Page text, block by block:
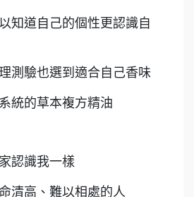
知道自己的個性更認識自
測驗也選到適合自己香味
統的草本複方精油
認識我一樣
清高、難以相處的人